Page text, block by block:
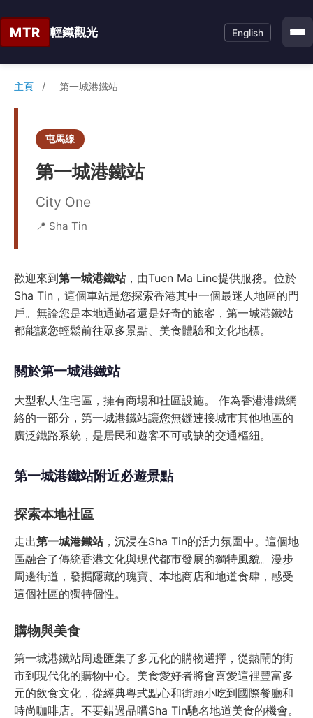
MTR 輕鐵觀光 English
主頁 / 第一城港鐵站
屯馬線
第一城港鐵站
City One
📍 Sha Tin
歡迎來到第一城港鐵站，由Tuen Ma Line提供服務。位於
Sha Tin，這個車站是您探索香港其中一個最迷人地區的門
戶。無論您是本地通勤者還是好奇的旅客，第一城港鐵站
都能讓您輕鬆前往眾多景點、美食體驗和文化地標。
關於第一城港鐵站
大型私人住宅區，擁有商場和社區設施。 作為香港港鐵網
絡的一部分，第一城港鐵站讓您無縫連接城市其他地區的
廣泛鐵路系統，是居民和遊客不可或缺的交通樞紐。
第一城港鐵站附近必遊景點
探索本地社區
走出第一城港鐵站，沉浸在Sha Tin的活力氛圍中。這個地
區融合了傳統香港文化與現代都市發展的獨特風貌。漫步
周邊街道，發掘隱藏的瑰寶、本地商店和地道食肆，感受
這個社區的獨特個性。
購物與美食
第一城港鐵站周邊匯集了多元化的購物選擇，從熱鬧的街
市到現代化的購物中心。美食愛好者將會喜愛這裡豐富多
元的飲食文化，從經典粵式點心和街頭小吃到國際餐廳和
時尚咖啡店。不要錯過品嚐Sha Tin馳名地道美食的機會。